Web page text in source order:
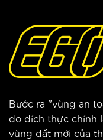
Bước ra "vùng an
do đích thực chính
vùng đất mới của